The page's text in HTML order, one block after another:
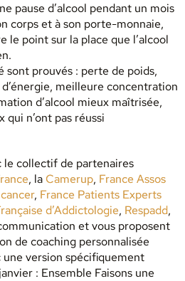
pause d’alcool pendant un mois
corps et à son porte-monnaie,
le point sur la place que l’alcool
sont prouvés : perte de poids,
meilleure concentration
d’alcool mieux maîtrisée,
n’ont pas réussi
le collectif de partenaires
, laCamerup, France Assos
, France Patients Experts
d’Addictologie, Respadd,
et vous proposent
de coaching personnalisée
une version spécifiquement
: Ensemble Faisons une